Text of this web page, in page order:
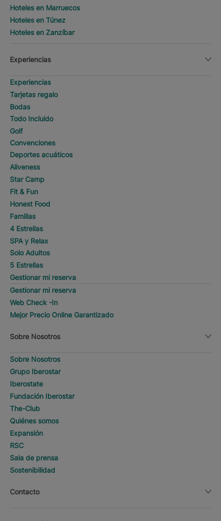
Hoteles en Marruecos
Hoteles en Túnez
Hoteles en Zanzíbar
Experiencias
Experiencias
Tarjetas regalo
Bodas
Todo Incluido
Golf
Convenciones
Deportes acuáticos
Aliveness
Star Camp
Fit & Fun
Honest Food
Familias
4 Estrellas
SPA y Relax
Solo Adultos
5 Estrellas
Gestionar mi reserva
Gestionar mi reserva
Web Check -In
Mejor Precio Online Garantizado
Sobre Nosotros
Sobre Nosotros
Grupo Iberostar
Iberostate
Fundación Iberostar
The-Club
Quiénes somos
Expansión
RSC
Sala de prensa
Sostenibilidad
Contacto